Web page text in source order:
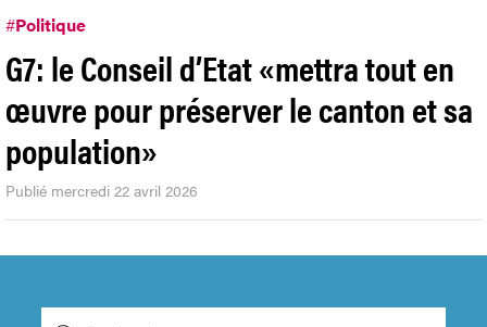
#Politique
G7: le Conseil d’Etat «mettra tout en
œuvre pour préserver le canton et sa
population»
Publié mercredi 22 avril 2026